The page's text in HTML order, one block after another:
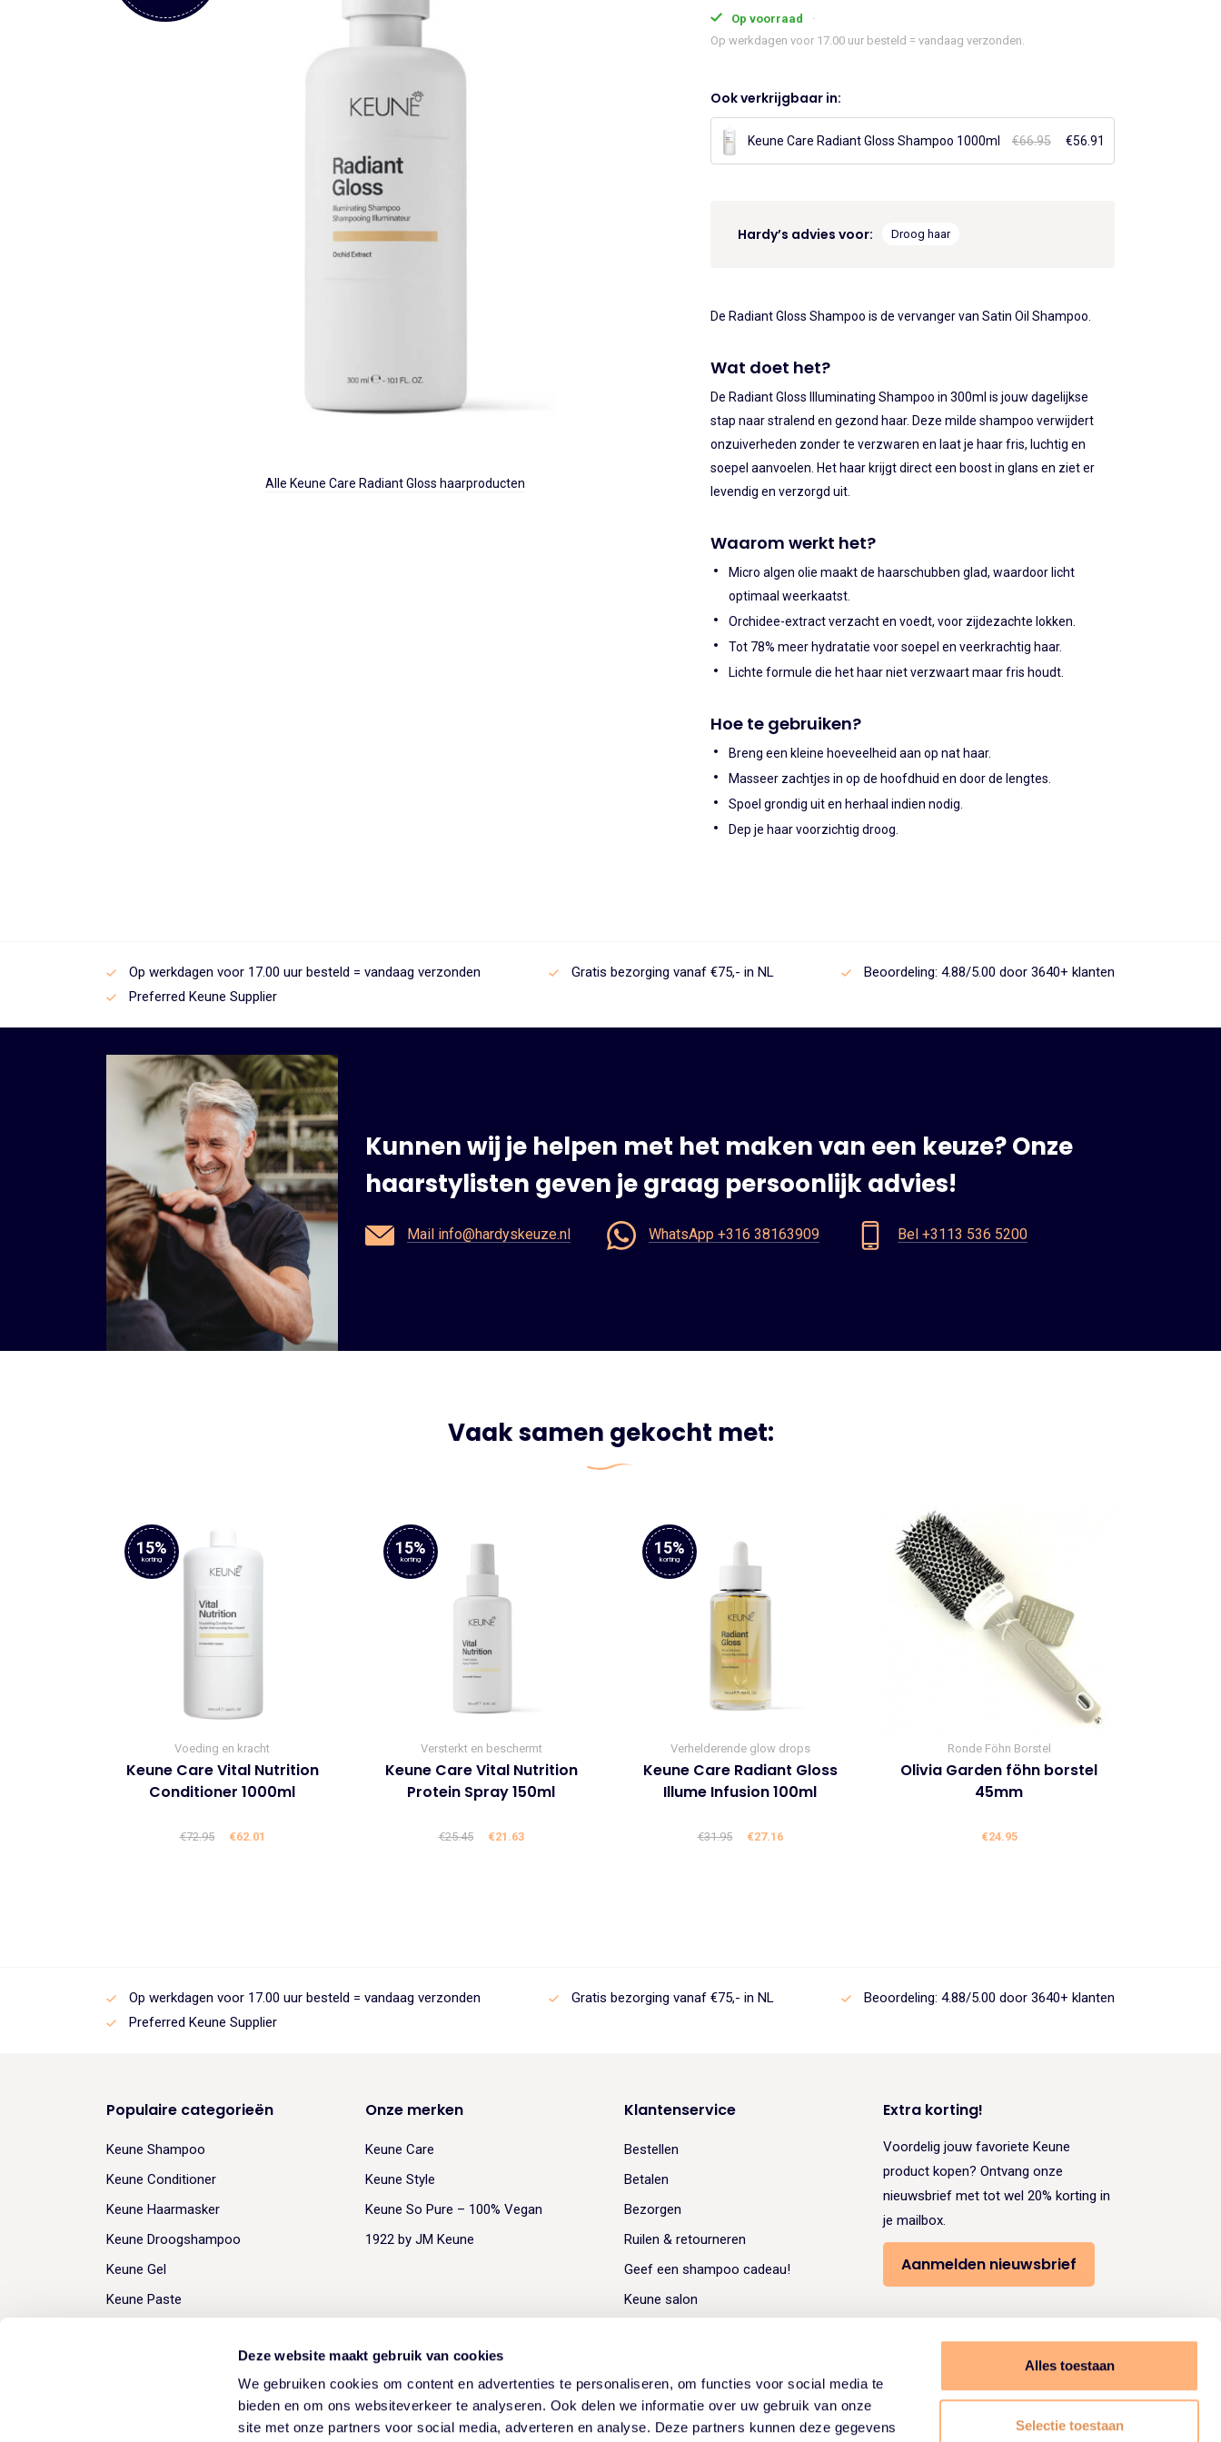
Deze website maakt gebruik van cookies
We gebruiken cookies om content en advertenties te personaliseren, om functies voor social media te
bieden en om ons websiteverkeer te analyseren. Ook delen we informatie over uw gebruik van onze
site met onze partners voor social media, adverteren en analyse. Deze partners kunnen deze gegevens
Alles toestaan
Selectie toestaan
Alle Keune Care Radiant Gloss haarproducten
€24.45.€20.78.
Care
Radiant
aantal
Op voorraad
Op werkdagen voor 17.00 uur besteld = vandaag verzonden.
Ook verkrijgbaar in:
Keune Care Radiant Gloss Shampoo 1000ml €66.95
Oorspronkelijke
prijs
€56.91
prijs
Hardy’s advies voor: Droog haar
De Radiant Gloss Shampoo is de vervanger van Satin Oil Shampoo.
Wat doet het?
De Radiant Gloss Illuminating Shampoo in 300ml is jouw dagelijkse
stap naar stralend en gezond haar. Deze milde shampoo verwijdert
onzuiverheden zonder te verzwaren en laat je haar fris, luchtig en
soepel aanvoelen. Het haar krijgt direct een boost in glans en ziet er
levendig en verzorgd uit.
Waarom werkt het?
Micro algen olie maakt de haarschubben glad, waardoor licht
optimaal weerkaatst.
Orchidee-extract verzacht en voedt, voor zijdezachte lokken.
Tot 78% meer hydratatie voor soepel en veerkrachtig haar.
Lichte formule die het haar niet verzwaart maar fris houdt.
Hoe te gebruiken?
Breng een kleine hoeveelheid aan op nat haar.
Masseer zachtjes in op de hoofdhuid en door de lengtes.
Spoel grondig uit en herhaal indien nodig.
Dep je haar voorzichtig droog.
Op werkdagen voor 17.00 uur besteld = vandaag verzonden Gratis bezorging vanaf €75,- in NL
Beoordeling: 4.88/5.00 door 3640+ klanten
Preferred Keune Supplier
Kunnen wij je helpen met het maken van een keuze? Onze
haarstylisten geven je graag persoonlijk advies!
Mail info@hardyskeuze.nl WhatsApp +316 38163909 Bel +3113 536 5200
Vaak samen gekocht met:
15%
korting
Voeding en kracht
Keune Care Vital Nutrition
Conditioner 1000ml
€72.95
Oorspronkelijke
€62.01
15%
korting
Versterkt en beschermt
Keune Care Vital Nutrition
Protein Spray 150ml
€25.45
Oorspronkelijke
€21.63Huidige
15%
korting
Verhelderende glow drops
Keune Care Radiant Gloss
Illume Infusion 100ml
€31.95
Oorspronkelijke
€27.16Huidige
Ronde Föhn Borstel
Olivia Garden föhn borstel
45mm
€24.95
Op werkdagen voor 17.00 uur besteld = vandaag verzonden Gratis bezorging vanaf €75,- in NL
Beoordeling: 4.88/5.00 door 3640+ klanten
Preferred Keune Supplier
Populaire categorieën
Keune Shampoo
Keune Conditioner
Keune Haarmasker
Keune Droogshampoo
Keune Gel
Keune Paste
Onze merken
Keune Care
Keune Style
Keune So Pure – 100% Vegan
1922 by JM Keune
Klantenservice
Bestellen
Betalen
Bezorgen
Ruilen & retourneren
Geef een shampoo cadeau!
Keune salon
Extra korting!
Voordelig jouw favoriete Keune
product kopen? Ontvang onze
nieuwsbrief met tot wel 20% korting in
je mailbox.
Aanmelden nieuwsbrief
Volg ons:
Deutsch